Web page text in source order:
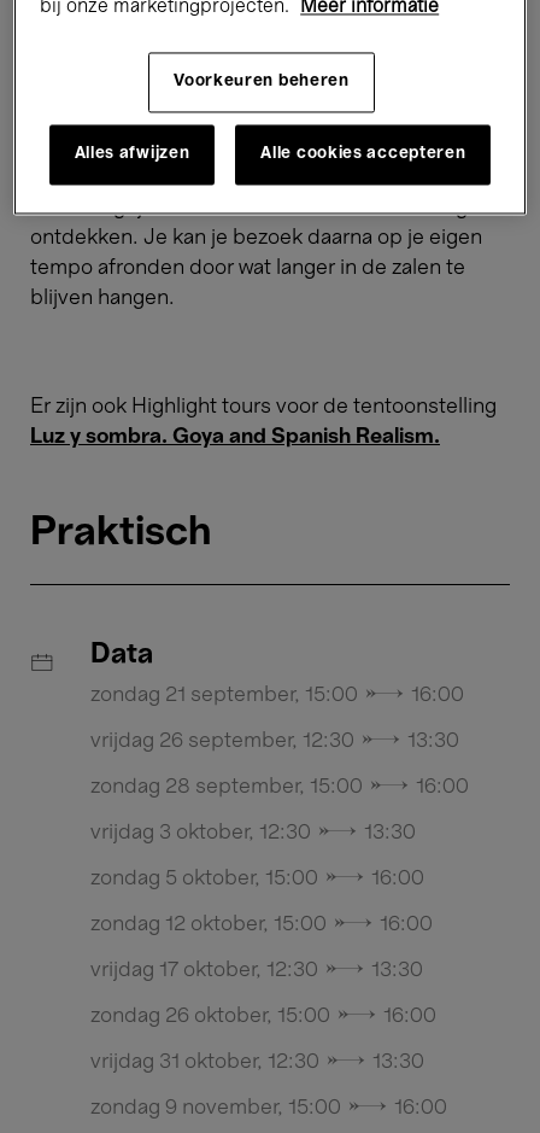
tentoonstelling! Of je nu een grote
kunstliefhebber bent of op zoek bent naar een
nieuwe ervaring, laat je meeslepen door de
fascinerende verhalen van onze gidsen. De
ontdekken. Je kan je bezoek daarna op je eigen
tempo afronden door wat langer in de zalen te
blijven hangen.
Er zijn ook Highlight tours voor de tentoonstelling
Luz y sombra. Goya and Spanish Realism.
Praktisch
Data
zondag 21 september, 15:00 → 16:00
vrijdag 26 september, 12:30 → 13:30
zondag 28 september, 15:00 → 16:00
vrijdag 3 oktober, 12:30 → 13:30
zondag 5 oktober, 15:00 → 16:00
zondag 12 oktober, 15:00 → 16:00
vrijdag 17 oktober, 12:30 → 13:30
zondag 26 oktober, 15:00 → 16:00
vrijdag 31 oktober, 12:30 → 13:30
zondag 9 november, 15:00 → 16:00
bij onze marketingprojecten.
Meer informatie
Voorkeuren beheren
Alles afwijzen Alle cookies accepteren